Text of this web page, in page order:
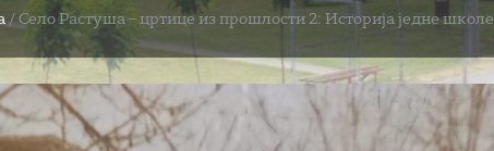
/Село Растушa – цртице из прошлости 2: Историја једне школе